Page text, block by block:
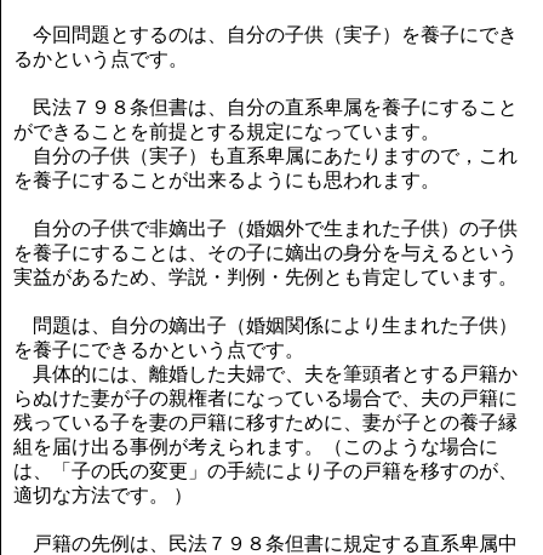
今回問題とするのは、自分の子供（実子）を養子にでき
るかという点です。
民法７９８条但書は、自分の直系卑属を養子にすること
ができることを前提とする規定になっています。
自分の子供（実子）も直系卑属にあたりますので，これ
を養子にすることが出来るようにも思われます。
自分の子供で非嫡出子（婚姻外で生まれた子供）の子供
を養子にすることは、その子に嫡出の身分を与えるという
実益があるため、学説・判例・先例とも肯定しています。
問題は、自分の嫡出子（婚姻関係により生まれた子供）
を養子にできるかという点です。
具体的には、離婚した夫婦で、夫を筆頭者とする戸籍か
らぬけた妻が子の親権者になっている場合で、夫の戸籍に
残っている子を妻の戸籍に移すために、妻が子との養子縁
組を届け出る事例が考えられます。（このような場合に
は、「子の氏の変更」の手続により子の戸籍を移すのが、
適切な方法です。 ）
戸籍の先例は、民法７９８条但書に規定する直系卑属中